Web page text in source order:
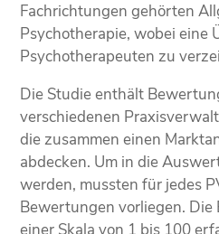
Fachrichtungen gehörten
Psychotherapie, wobei eine
Psychotherapeuten zu
Die Studie enthält
verschiedenen
die zusammen einen
abdecken. Um in die
werden, mussten für jedes
Bewertungen vorliegen.